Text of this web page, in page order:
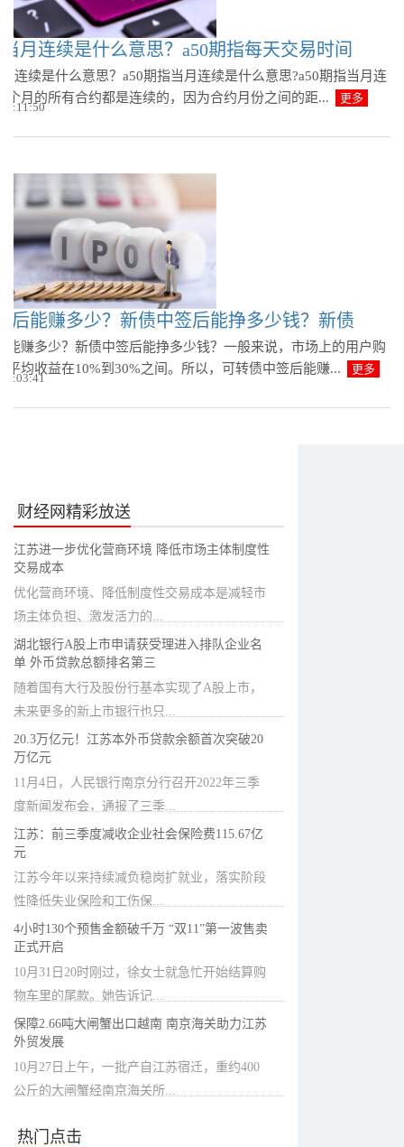
月连续是什么意思？a50期指每天交易时间
连续是什么意思？a50期指当月连续是什么意思?a50期指当月连
个月的所有合约都是连续的，因为合约月份之间的距...
更多
后能赚多少？新债中签后能挣多少钱？新债
能赚多少？新债中签后能挣多少钱？一般来说，市场上的用户购
平均收益在10%到30%之间。所以，可转债中签后能赚...
更多
财经网精彩放送
江苏进一步优化营商环境 降低市场主体制度性
交易成本
优化营商环境、降低制度性交易成本是减轻市
场主体负担、激发活力的...
湖北银行A股上市申请获受理进入排队企业名
单 外币贷款总额排名第三
随着国有大行及股份行基本实现了A股上市，
未来更多的新上市银行也只...
20.3万亿元！江苏本外币贷款余额首次突破20
万亿元
11月4日，人民银行南京分行召开2022年三季
度新闻发布会，通报了三季...
江苏：前三季度减收企业社会保险费115.67亿
元
江苏今年以来持续减负稳岗扩就业，落实阶段
性降低失业保险和工伤保...
4小时130个预售金额破千万 “双11”第一波售卖
正式开启
10月31日20时刚过，徐女士就急忙开始结算购
物车里的尾款。她告诉记...
保障2.66吨大闸蟹出口越南 南京海关助力江苏
外贸发展
10月27日上午，一批产自江苏宿迁，重约400
公斤的大闸蟹经南京海关所...
热门点击